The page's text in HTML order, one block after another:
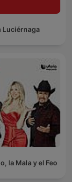
Luciérnaga
la Mala y el Feo